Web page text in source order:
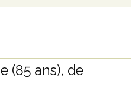
(85 ans), de